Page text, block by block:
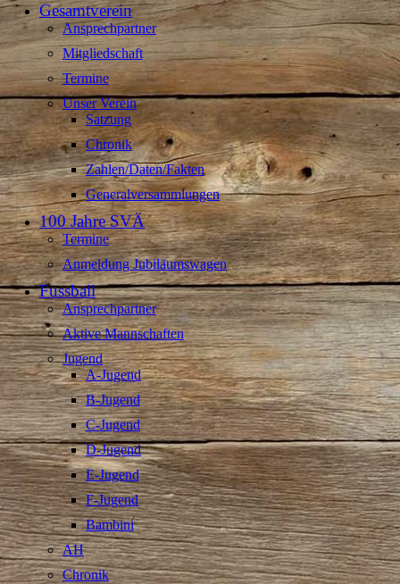
Gesamtverein
Ansprechpartner
Mitgliedschaft
Termine
Unser Verein
Satzung
Chronik
Zahlen/Daten/Fakten
Generalversammlungen
100 Jahre SVÄ
Termine
Anmeldung Jubiläumswagen
Fussball
Ansprechpartner
Aktive Mannschaften
Jugend
A-Jugend
B-Jugend
C-Jugend
D-Jugend
E-Jugend
F-Jugend
Bambini
AH
Chronik